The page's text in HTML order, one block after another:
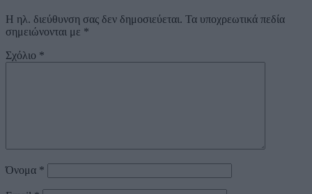
Η ηλ. διεύθυνση σας δεν δημοσιεύεται. Τα υποχρεωτικά πεδία
σημειώνονται με *
Σχόλιο *
Όνομα *